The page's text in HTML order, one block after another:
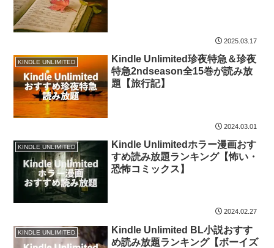
2025.03.17
KINDLE UNLIMITED
Kindle Unlimited珍夜特急＆珍夜
特急2ndseason全15巻が読み放
題【旅行記】
2024.03.01
KINDLE UNLIMITED
Kindle Unlimitedホラー漫画おす
すめ読み放題ランキング【怖い・
恐怖コミックス】
2024.02.27
KINDLE UNLIMITED
Kindle Unlimited BL小説おすす
め読み放題ランキング【ボーイズ